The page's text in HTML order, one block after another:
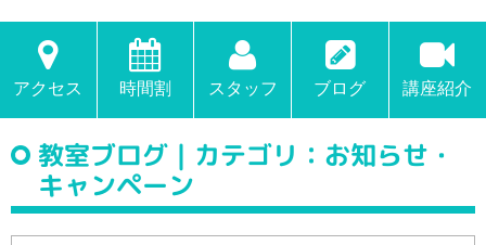
アクセス 時間割 スタッフ ブログ 講座紹介
教室ブログ｜カテゴリ：お知らせ・
キャンペーン